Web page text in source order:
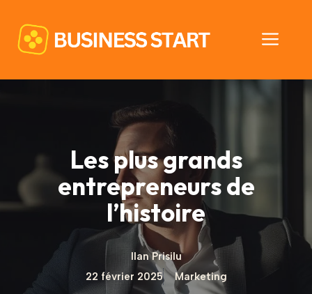
contenu
Les plus grands
entrepreneurs de
l’histoire
Ilan Prisilu
22 février 2025
Marketing